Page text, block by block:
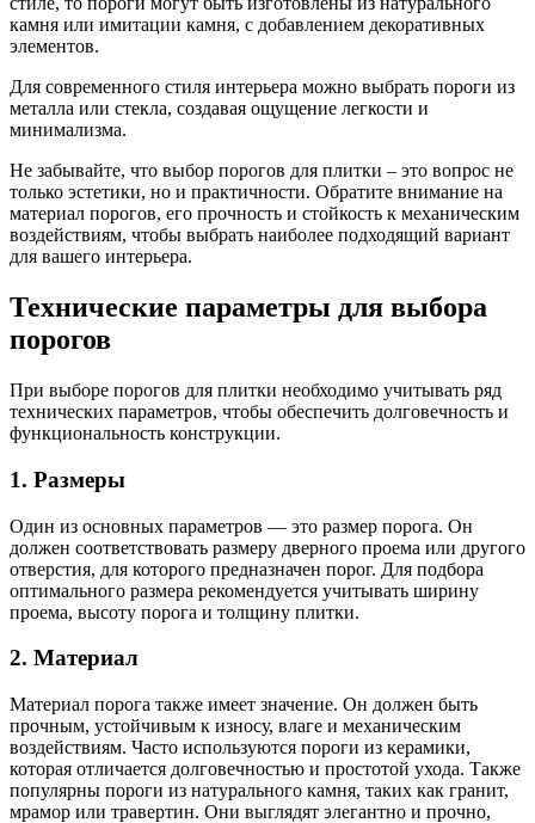
камня или имитации камня, с добавлением декоративных
элементов.
Для современного стиля интерьера можно выбрать пороги из
металла или стекла, создавая ощущение легкости и
минимализма.
Не забывайте, что выбор порогов для плитки – это вопрос не
только эстетики, но и практичности. Обратите внимание на
материал порогов, его прочность и стойкость к механическим
воздействиям, чтобы выбрать наиболее подходящий вариант
для вашего интерьера.
Технические параметры для выбора
порогов
При выборе порогов для плитки необходимо учитывать ряд
технических параметров, чтобы обеспечить долговечность и
функциональность конструкции.
1. Размеры
Один из основных параметров — это размер порога. Он
должен соответствовать размеру дверного проема или другого
отверстия, для которого предназначен порог. Для подбора
оптимального размера рекомендуется учитывать ширину
проема, высоту порога и толщину плитки.
2. Материал
Материал порога также имеет значение. Он должен быть
прочным, устойчивым к износу, влаге и механическим
воздействиям. Часто используются пороги из керамики,
которая отличается долговечностью и простотой ухода. Также
популярны пороги из натурального камня, таких как гранит,
мрамор или травертин. Они выглядят элегантно и прочно,